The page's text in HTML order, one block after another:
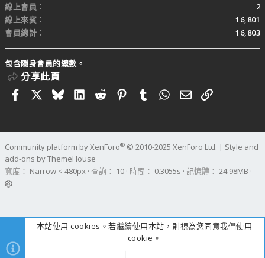
線上會員
2
線上來賓
16,801
會員總計
16,803
包含隱身會員的總數。
分享此頁
FacebookBlueskyLinkedIn
RedditPinterestTumblrWhatsApp
電子郵件
連結
Community platform by XenForo® © 2010-2025 XenForo Ltd. | Style and
add-ons by ThemeHouse
寬度
查詢 10 時間 0.3055s 記憶體 24.98MB
本站使用 cookies。若繼續使用本站，則視為您同意我們使用
cookie。